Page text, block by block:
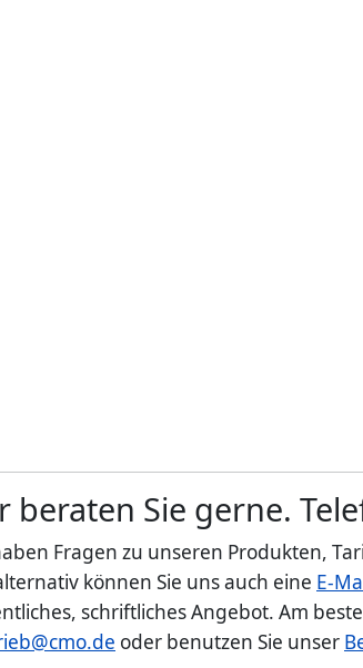
beraten Sie gerne.
Fragen zu unseren Produkten,
können Sie uns auch eine E-
schriftliches Angebot. Am
oder benutzen Sie unser